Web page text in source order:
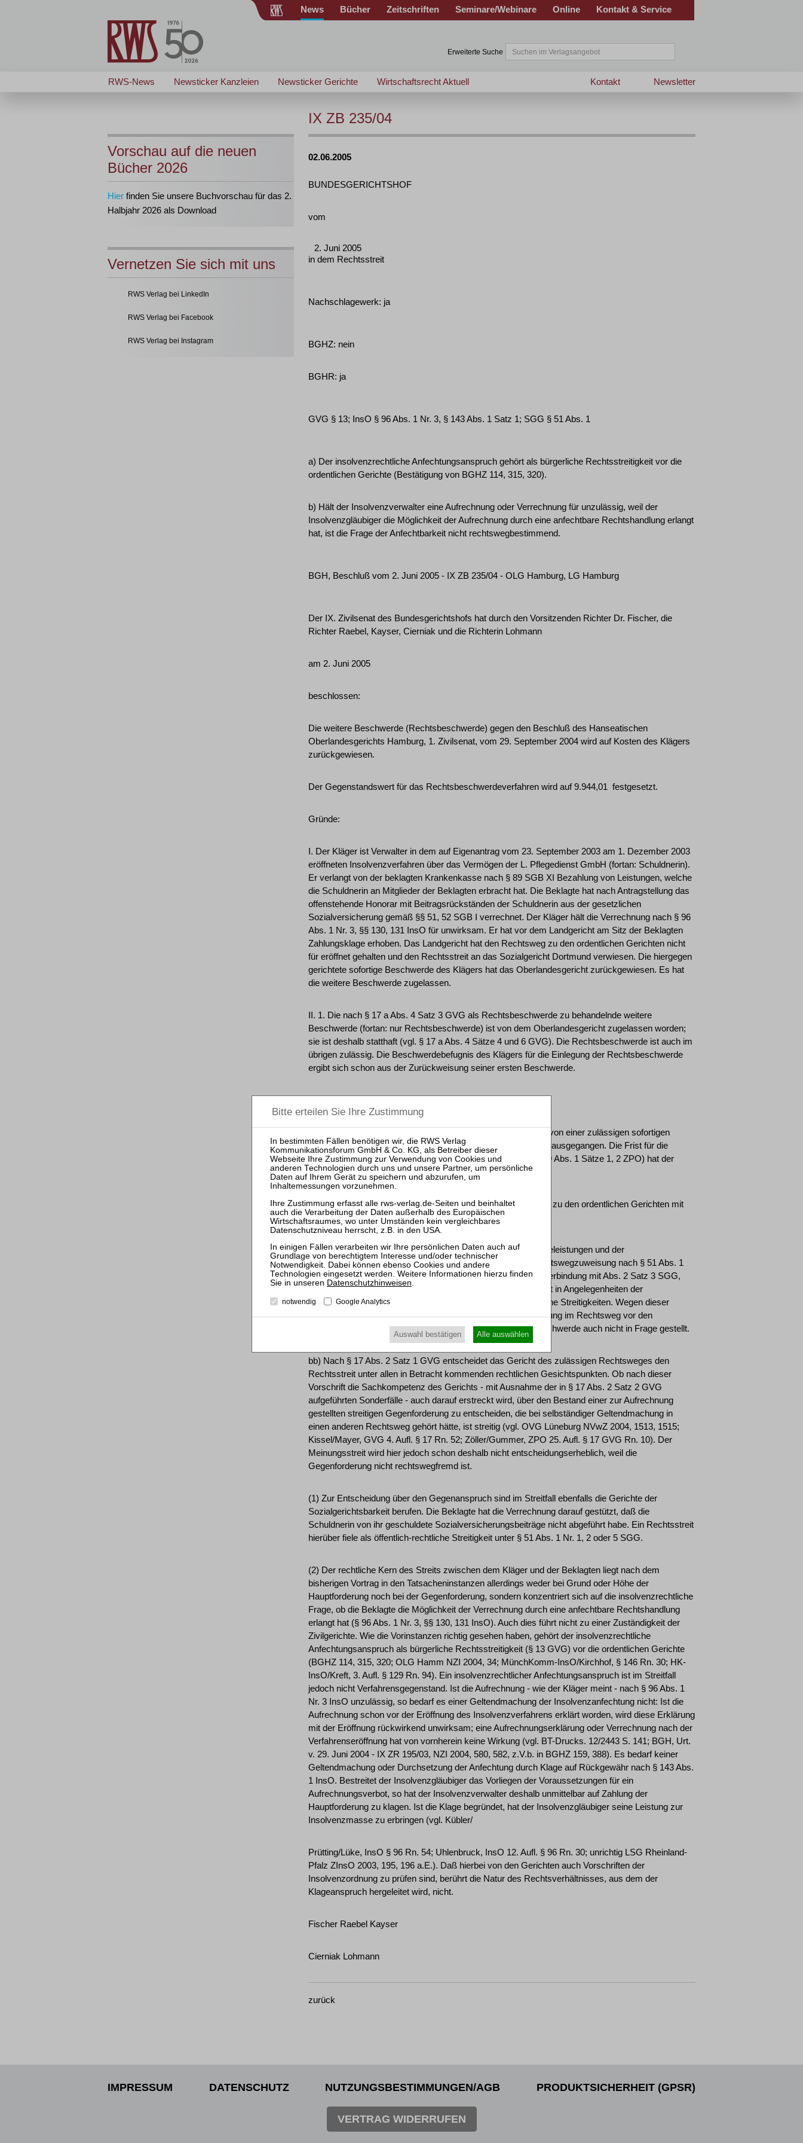
News Bücher Zeitschriften Seminare/Webinare Online Kontakt & Service
Erweiterte Suche
RWS-News Newsticker Kanzleien Newsticker Gerichte Wirtschaftsrecht Aktuell Newsletter
Kontakt
Vorschau auf die neuen
Bücher 2026
Hier finden Sie unsere Buchvorschau für das 2.
Halbjahr 2026 als Download
Vernetzen Sie sich mit uns
RWS Verlag bei LinkedIn
RWS Verlag bei Facebook
RWS Verlag bei Instagram
IX ZB 235/04
02.06.2005
BUNDESGERICHTSHOF
vom
2. Juni 2005
in dem Rechtsstreit
Nachschlagewerk: ja
BGHZ: nein
BGHR: ja
GVG § 13; InsO § 96 Abs. 1 Nr. 3, § 143 Abs. 1 Satz 1; SGG § 51 Abs. 1
a) Der insolvenzrechtliche Anfechtungsanspruch gehört als bürgerliche Rechtsstreitigkeit vor die
ordentlichen Gerichte (Bestätigung von BGHZ 114, 315, 320).
b) Hält der Insolvenzverwalter eine Aufrechnung oder Verrechnung für unzulässig, weil der
Insolvenzgläubiger die Möglichkeit der Aufrechnung durch eine anfechtbare Rechtshandlung erlangt
hat, ist die Frage der Anfechtbarkeit nicht rechtswegbestimmend.
BGH, Beschluß vom 2. Juni 2005 - IX ZB 235/04 - OLG Hamburg, LG Hamburg
Der IX. Zivilsenat des Bundesgerichtshofs hat durch den Vorsitzenden Richter Dr. Fischer, die
Richter Raebel, Kayser, Cierniak und die Richterin Lohmann
am 2. Juni 2005
beschlossen:
Die weitere Beschwerde (Rechtsbeschwerde) gegen den Beschluß des Hanseatischen
Oberlandesgerichts Hamburg, 1. Zivilsenat, vom 29. September 2004 wird auf Kosten des Klägers
zurückgewiesen.
Der Gegenstandswert für das Rechtsbeschwerdeverfahren wird auf 9.944,01  festgesetzt.
Gründe:
I. Der Kläger ist Verwalter in dem auf Eigenantrag vom 23. September 2003 am 1. Dezember 2003
eröffneten Insolvenzverfahren über das Vermögen der L. Pflegedienst GmbH (fortan: Schuldnerin).
Er verlangt von der beklagten Krankenkasse nach § 89 SGB XI Bezahlung von Leistungen, welche
die Schuldnerin an Mitglieder der Beklagten erbracht hat. Die Beklagte hat nach Antragstellung das
offenstehende Honorar mit Beitragsrückständen der Schuldnerin aus der gesetzlichen
Sozialversicherung gemäß §§ 51, 52 SGB I verrechnet. Der Kläger hält die Verrechnung nach § 96
Abs. 1 Nr. 3, §§ 130, 131 InsO für unwirksam. Er hat vor dem Landgericht am Sitz der Beklagten
Zahlungsklage erhoben. Das Landgericht hat den Rechtsweg zu den ordentlichen Gerichten nicht
für eröffnet gehalten und den Rechtsstreit an das Sozialgericht Dortmund verwiesen. Die hiergegen
gerichtete sofortige Beschwerde des Klägers hat das Oberlandesgericht zurückgewiesen. Es hat
die weitere Beschwerde zugelassen.
II. 1. Die nach § 17 a Abs. 4 Satz 3 GVG als Rechtsbeschwerde zu behandelnde weitere
Beschwerde (fortan: nur Rechtsbeschwerde) ist von dem Oberlandesgericht zugelassen worden;
sie ist deshalb statthaft (vgl. § 17 a Abs. 4 Sätze 4 und 6 GVG). Die Rechtsbeschwerde ist auch im
übrigen zulässig. Die Beschwerdebefugnis des Klägers für die Einlegung der Rechtsbeschwerde
ergibt sich schon aus der Zurückweisung seiner ersten Beschwerde.
a) In verfahrensrechtlicher Hinsicht ist das Oberlandesgericht von einer zulässigen sofortigen
ersten Beschwerde gegen die Entscheidung des Landgerichts ausgegangen. Die Frist für die
Einlegung des Rechtsmittels (§ 17 a Abs. 4 Satz 3 GVG, § 569 Abs. 1 Sätze 1, 2 ZPO) hat der
Kläger gewahrt.
b) In der Sache selbst haben die Vorinstanzen den Rechtsweg zu den ordentlichen Gerichten mit
Recht verneint.
aa) Bei Streitigkeiten über die Vergütung der ambulanten Pflegeleistungen und der
hauswirtschaftlichen Versorgung (§ 89 SGB XI) greift die Rechtswegzuweisung nach § 51 Abs. 1
Nr. 2, Abs. 2 Satz 1 SGG, bei privater Pflegeversicherung in Verbindung mit Abs. 2 Satz 3 SGG,
ein. Danach entscheiden die Gerichte der Sozialgerichtsbarkeit in Angelegenheiten der
Pflegeversicherung über öffentlich-rechtliche wie privatrechtliche Streitigkeiten. Wegen dieser
ausdrücklichen Rechtswegzuweisung ist über die Klageforderung im Rechtsweg vor den
Sozialgerichten zu entscheiden. Dies wird von der Rechtsbeschwerde auch nicht in Frage gestellt.
bb) Nach § 17 Abs. 2 Satz 1 GVG entscheidet das Gericht des zulässigen Rechtsweges den
Rechtsstreit unter allen in Betracht kommenden rechtlichen Gesichtspunkten. Ob nach dieser
Vorschrift die Sachkompetenz des Gerichts - mit Ausnahme der in § 17 Abs. 2 Satz 2 GVG
aufgeführten Sonderfälle - auch darauf erstreckt wird, über den Bestand einer zur Aufrechnung
gestellten streitigen Gegenforderung zu entscheiden, die bei selbständiger Geltendmachung in
einen anderen Rechtsweg gehört hätte, ist streitig (vgl. OVG Lüneburg NVwZ 2004, 1513, 1515;
Kissel/Mayer, GVG 4. Aufl. § 17 Rn. 52; Zöller/Gummer, ZPO 25. Aufl. § 17 GVG Rn. 10). Der
Meinungsstreit wird hier jedoch schon deshalb nicht entscheidungserheblich, weil die
Gegenforderung nicht rechtswegfremd ist.
(1) Zur Entscheidung über den Gegenanspruch sind im Streitfall ebenfalls die Gerichte der
Sozialgerichtsbarkeit berufen. Die Beklagte hat die Verrechnung darauf gestützt, daß die
Schuldnerin von ihr geschuldete Sozialversicherungsbeiträge nicht abgeführt habe. Ein Rechtsstreit
hierüber fiele als öffentlich-rechtliche Streitigkeit unter § 51 Abs. 1 Nr. 1, 2 oder 5 SGG.
(2) Der rechtliche Kern des Streits zwischen dem Kläger und der Beklagten liegt nach dem
bisherigen Vortrag in den Tatsacheninstanzen allerdings weder bei Grund oder Höhe der
Hauptforderung noch bei der Gegenforderung, sondern konzentriert sich auf die insolvenzrechtliche
Frage, ob die Beklagte die Möglichkeit der Verrechnung durch eine anfechtbare Rechtshandlung
erlangt hat (§ 96 Abs. 1 Nr. 3, §§ 130, 131 InsO). Auch dies führt nicht zu einer Zuständigkeit der
Zivilgerichte. Wie die Vorinstanzen richtig gesehen haben, gehört der insolvenzrechtliche
Anfechtungsanspruch als bürgerliche Rechtsstreitigkeit (§ 13 GVG) vor die ordentlichen Gerichte
(BGHZ 114, 315, 320; OLG Hamm NZI 2004, 34; MünchKomm-InsO/Kirchhof, § 146 Rn. 30; HK-
InsO/Kreft, 3. Aufl. § 129 Rn. 94). Ein insolvenzrechtlicher Anfechtungsanspruch ist im Streitfall
jedoch nicht Verfahrensgegenstand. Ist die Aufrechnung - wie der Kläger meint - nach § 96 Abs. 1
Nr. 3 InsO unzulässig, so bedarf es einer Geltendmachung der Insolvenzanfechtung nicht: Ist die
Aufrechnung schon vor der Eröffnung des Insolvenzverfahrens erklärt worden, wird diese Erklärung
mit der Eröffnung rückwirkend unwirksam; eine Aufrechnungserklärung oder Verrechnung nach der
Verfahrenseröffnung hat von vornherein keine Wirkung (vgl. BT-Drucks. 12/2443 S. 141; BGH, Urt.
v. 29. Juni 2004 - IX ZR 195/03, NZI 2004, 580, 582, z.V.b. in BGHZ 159, 388). Es bedarf keiner
Geltendmachung oder Durchsetzung der Anfechtung durch Klage auf Rückgewähr nach § 143 Abs.
1 InsO. Bestreitet der Insolvenzgläubiger das Vorliegen der Voraussetzungen für ein
Aufrechnungsverbot, so hat der Insolvenzverwalter deshalb unmittelbar auf Zahlung der
Hauptforderung zu klagen. Ist die Klage begründet, hat der Insolvenzgläubiger seine Leistung zur
Insolvenzmasse zu erbringen (vgl. Kübler/
Prütting/Lüke, InsO § 96 Rn. 54; Uhlenbruck, InsO 12. Aufl. § 96 Rn. 30; unrichtig LSG Rheinland-
Pfalz ZInsO 2003, 195, 196 a.E.). Daß hierbei von den Gerichten auch Vorschriften der
Insolvenzordnung zu prüfen sind, berührt die Natur des Rechtsverhältnisses, aus dem der
Klageanspruch hergeleitet wird, nicht.
Fischer Raebel Kayser
Cierniak Lohmann
zurück
IMPRESSUM DATENSCHUTZ NUTZUNGSBESTIMMUNGEN/AGB PRODUKTSICHERHEIT (GPSR)
VERTRAG WIDERRUFEN
Datenschutzhinweisen.
notwendig Google Analytics
Auswahl bestätigen Alle auswählen